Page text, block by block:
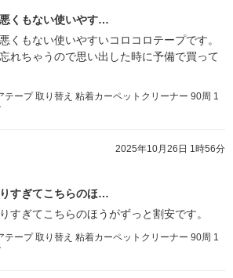
くもない使いやす…
くもない使いやすいコロコロテープです。
れちゃうので思い出した時に予備で買って
テープ 取り替え 粘着カーペットクリーナー 90周 1
2025年10月26日 1時56分
すぎてこちらのほ…
すぎてこちらのほうがずっと割安です。
テープ 取り替え 粘着カーペットクリーナー 90周 1